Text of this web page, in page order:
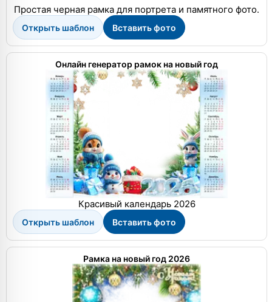
Простая черная рамка для портрета и памятного фото.
Открыть шаблон Вставить фото
Онлайн генератор рамок на новый год
Красивый календарь 2026
Открыть шаблон Вставить фото
Рамка на новый год 2026